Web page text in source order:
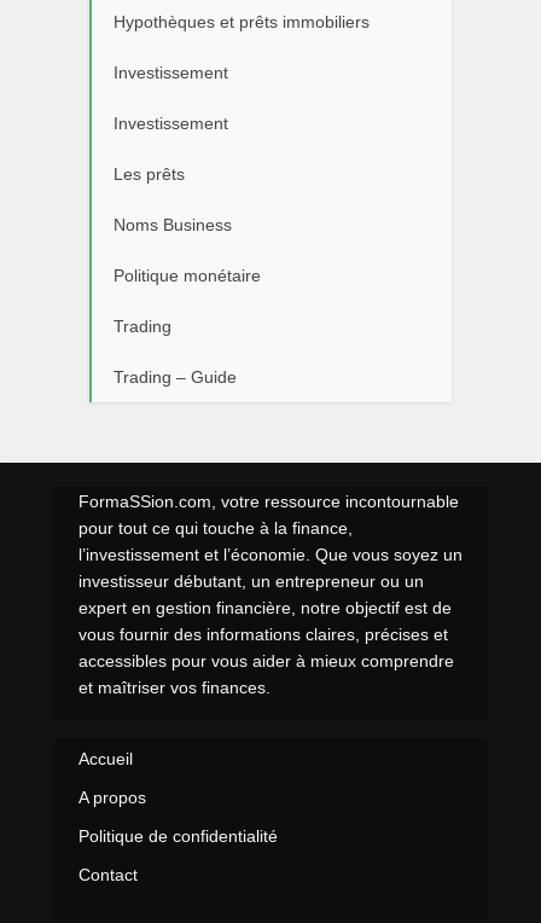
Hypothèques et prêts immobiliers
Investissement
Investissement
Les prêts
Noms Business
Politique monétaire
Trading
Trading – Guide
FormaSSion.com, votre ressource incontournable
pour tout ce qui touche à la finance,
l’investissement et l’économie. Que vous soyez un
investisseur débutant, un entrepreneur ou un
expert en gestion financière, notre objectif est de
vous fournir des informations claires, précises et
accessibles pour vous aider à mieux comprendre
et maîtriser vos finances.
Accueil
A propos
Politique de confidentialité
Contact